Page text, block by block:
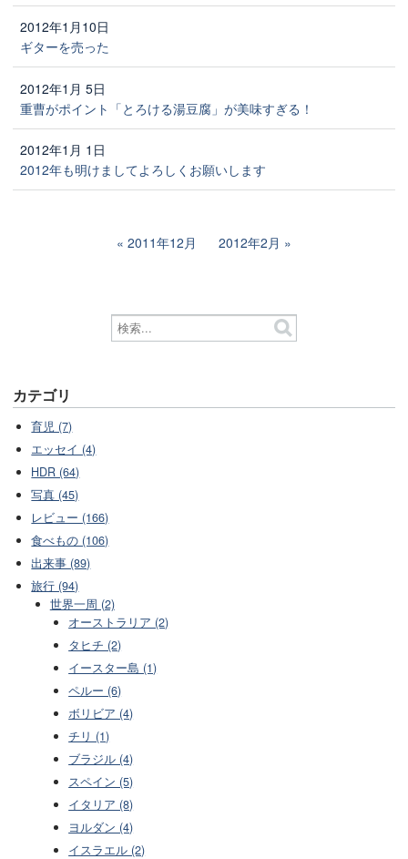
2012年1月10日
ギターを売った
2012年1月 5日
重曹がポイント「とろける湯豆腐」が美味すぎる！
2012年1月 1日
2012年も明けましてよろしくお願いします
2011年12月 2012年2月
カテゴリ
育児 (7)
エッセイ (4)
HDR (64)
写真 (45)
レビュー (166)
食べもの (106)
出来事 (89)
旅行 (94)
世界一周 (2)
オーストラリア (2)
タヒチ (2)
イースター島 (1)
ペルー (6)
ボリビア (4)
チリ (1)
ブラジル (4)
スペイン (5)
イタリア (8)
ヨルダン (4)
イスラエル (2)